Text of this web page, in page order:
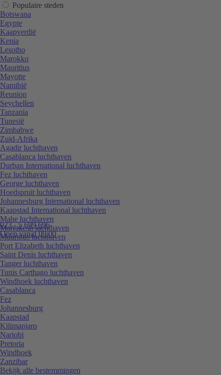
023 - 5 699 696
Open vanaf 09:00
Populaire steden
Botswana
Egypte
Kaapverdië
Kenia
Lesotho
Marokko
Mauritius
Mayotte
Namibië
Reunion
Seychellen
Tanzania
Tunesië
Zimbabwe
Zuid-Afrika
Agadir luchthaven
Casablanca luchthaven
Durban International luchthaven
Fez luchthaven
George luchthaven
Hoedspruit luchthaven
Johannesburg International luchthaven
Kaapstad International luchthaven
Mahe luchthaven
Marrakesh luchthaven
Mauritius luchthaven
Port Elizabeth luchthaven
Saint Denis luchthaven
Tanger luchthaven
Tunis Carthago luchthaven
Windhoek luchthaven
Casablanca
Fez
Johannesburg
Kaapstad
Kilimanjaro
Nariobi
Pretoria
Windhoek
Zanzibar
Bekijk alle bestemmingen